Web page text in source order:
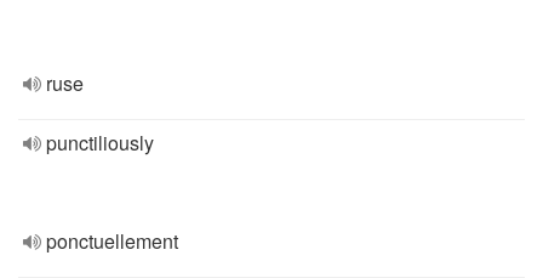
ruse
punctiliously
ponctuellement